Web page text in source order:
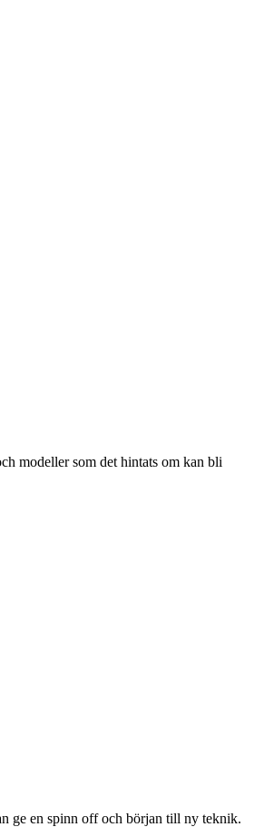
modeller som det hintats om kan bli
ge en spinn off och början till ny teknik.